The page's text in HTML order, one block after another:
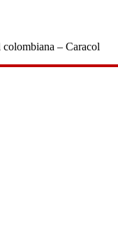
colombiana – Caracol